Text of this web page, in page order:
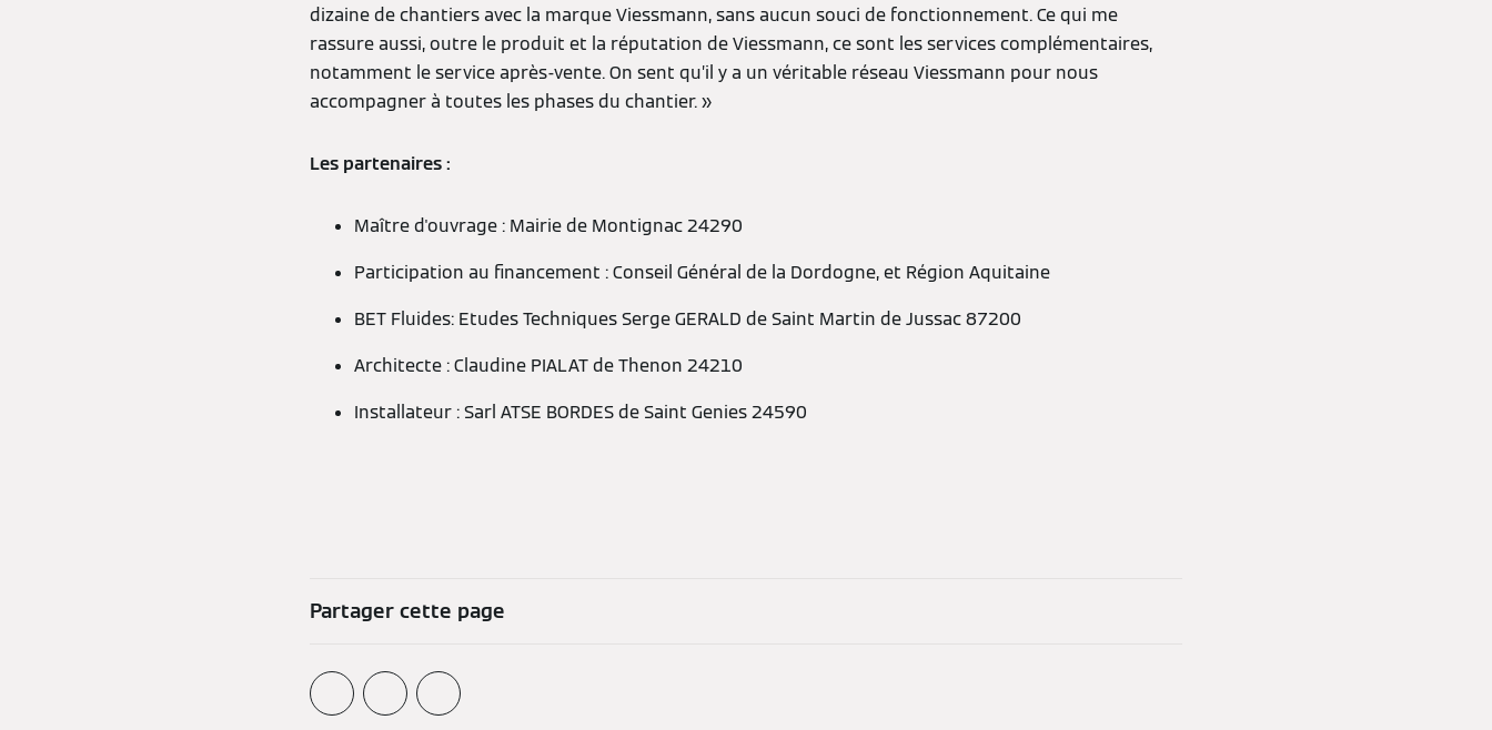
dizaine de chantiers avec la marque Viessmann, sans aucun souci de fonctionnement. Ce qui me
rassure aussi, outre le produit et la réputation de Viessmann, ce sont les services complémentaires,
notamment le service après-vente. On sent qu’il y a un véritable réseau Viessmann pour nous
accompagner à toutes les phases du chantier. »
Les partenaires :
Maître d'ouvrage : Mairie de Montignac 24290
Participation au financement : Conseil Général de la Dordogne, et Région Aquitaine
BET Fluides: Etudes Techniques Serge GERALD de Saint Martin de Jussac 87200
Architecte : Claudine PIALAT de Thenon 24210
Installateur : Sarl ATSE BORDES de Saint Genies 24590
Partager cette page